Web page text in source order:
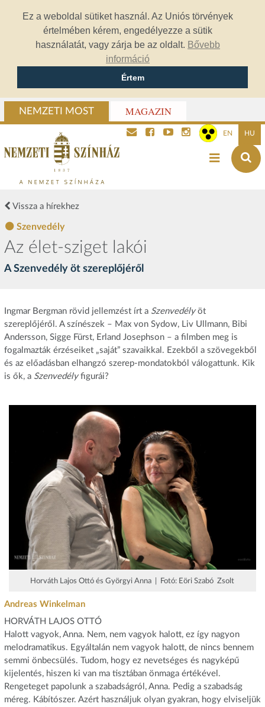
Ez a weboldal sütiket használ. Az Uniós törvények
értelmében kérem, engedélyezze a sütik
használatát, vagy zárja be az oldalt. Bővebb
információ
Értem
NEMZETI MOST MAGAZIN
EN HU
Vissza a hírekhez
Szenvedély
Az élet-sziget lakói
A Szenvedély öt szereplőjéről
Ingmar Bergman rövid jellemzést írt a Szenvedélyöt
szereplőjéről. A színészek – Max von Sydow, Liv Ullmann, Bibi
Andersson, Sigge Fürst, Erland Josephson – a filmben meg is
fogalmazták érzéseiket „saját” szavaikkal. Ezekből a szövegekből
és az előadásban elhangzó szerep-mondatokból válogattunk. Kik
is ők, a Szenvedélyfigurái?
Horváth Lajos Ottó és Györgyi Anna | Fotó: Eöri Szabó Zsolt
Andreas Winkelman
HORVÁTH LAJOS OTTÓ
Halott vagyok, Anna. Nem, nem vagyok halott, ez így nagyon
melodramatikus. Egyáltalán nem vagyok halott, de nincs bennem
semmi önbecsülés. Tudom, hogy ez nevetséges és nagyképű
kijelentés, hiszen ki van ma tisztában önmaga értékével.
Rengeteget papolunk a szabadságról, Anna. Pedig a szabadság
méreg. Kábítószer. Azért használjuk olyan gyakran, hogy elviseljük